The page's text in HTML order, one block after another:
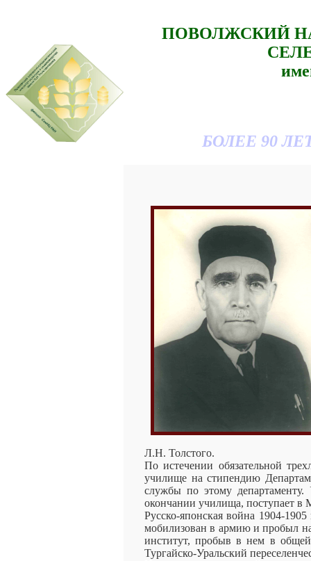
ПОВОЛЖСКИЙ
БОЛЕЕ 90
Л.Н. Толстого.
По истечении обязательной
училище на стипендию
службы по этому
окончании училища, поступает в
Русско-японская война 1904-
мобилизован в армию и пробыл
институт, пробыв в нем в
Тургайско-Уральский